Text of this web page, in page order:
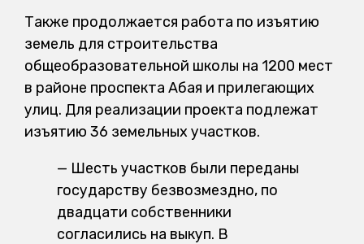
Также продолжается работа по изъятию
земель для строительства
общеобразовательной школы на 1200 мест
в районе проспекта Абая и прилегающих
улиц. Для реализации проекта подлежат
изъятию 36 земельных участков.
— Шесть участков были переданы
государству безвозмездно, по
двадцати собственники
согласились на выкуп. В